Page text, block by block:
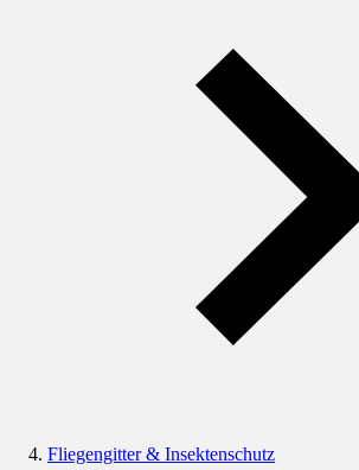
Fliegengitter & Insektenschutz